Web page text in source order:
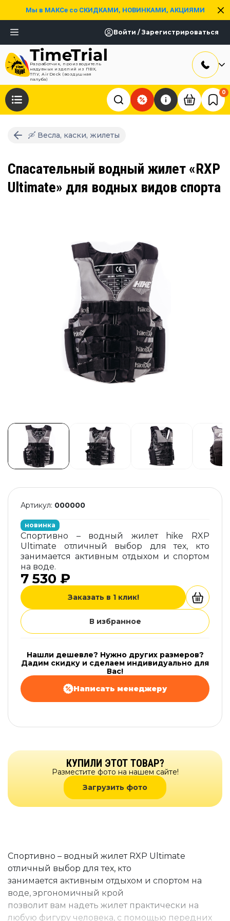
Мы в МАКСе со СКИДКАМИ, НОВИНКАМИ, АКЦИЯМИ
Войти / Зарегистрироваться
Разработчик, производитель
надувных изделий из ПВХ,
ТПУ, AirDeck (воздушная
палуба)
0
🛶 Весла, каски, жилеты
Спасательный водный жилет «RXP
Ultimate» для водных видов спорта
Артикул: 000000
новинка
Спортивно – водный жилет hike RXP
Ultimate отличный выбор для тех, кто
занимается активным отдыхом и спортом
на воде.
7 530 ₽
Заказать в 1 клик!
В избранное
Нашли дешевле? Нужно других размеров?
Дадим скидку и сделаем индивидуально для
Вас!
Написать менеджеру
КУПИЛИ ЭТОТ ТОВАР?
Разместите фото на нашем сайте!
Загрузить фото
Спортивно – водный жилет RXP Ultimate
отличный выбор для тех, кто
занимается активным отдыхом и спортом на
воде, эргономичный крой
позволит вам надеть жилет практически на
любую фигуру человека, с помощью передних